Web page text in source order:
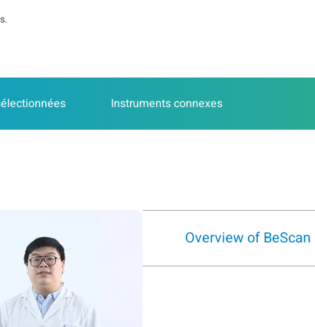
Instruments connexes
Overview of